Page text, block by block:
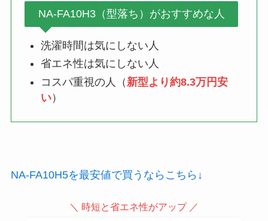
NA-FA10H3（型落ち）がおすすめな人
洗濯時間は気にしない人
省エネ性は気にしない人
コスパ重視の人（ 新型より約8.3万円安
い）
NA-FA10H5を最安値で買うならこちら↓
＼ 時短と省エネ性がアップ ／